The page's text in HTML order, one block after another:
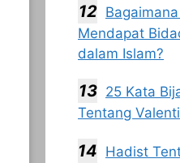
Mendapat
dalam Islam?
25 Kata
Tentang
Hadist